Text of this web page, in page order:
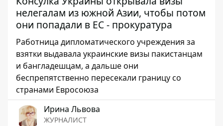
нелегалам из южной Азии, чтобы потом
они попадали в ЕС - прокуратура
Работница дипломатического учреждения за
взятки выдавала украинские визы пакистанцам
и бангладешцам, а дальше они
беспрепятственно пересекали границу со
странами Евросоюза
Ирина Львова
ЖУРНАЛИСТ